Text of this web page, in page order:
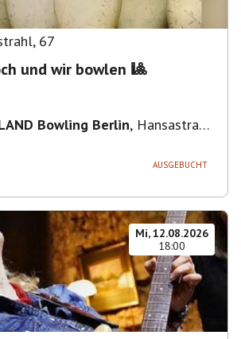
, 67
und wir bowlen 🎱
Bowling Berlin, Hansastraße
AUSGEBUCHT
Mi, 12.08.2026
18:00